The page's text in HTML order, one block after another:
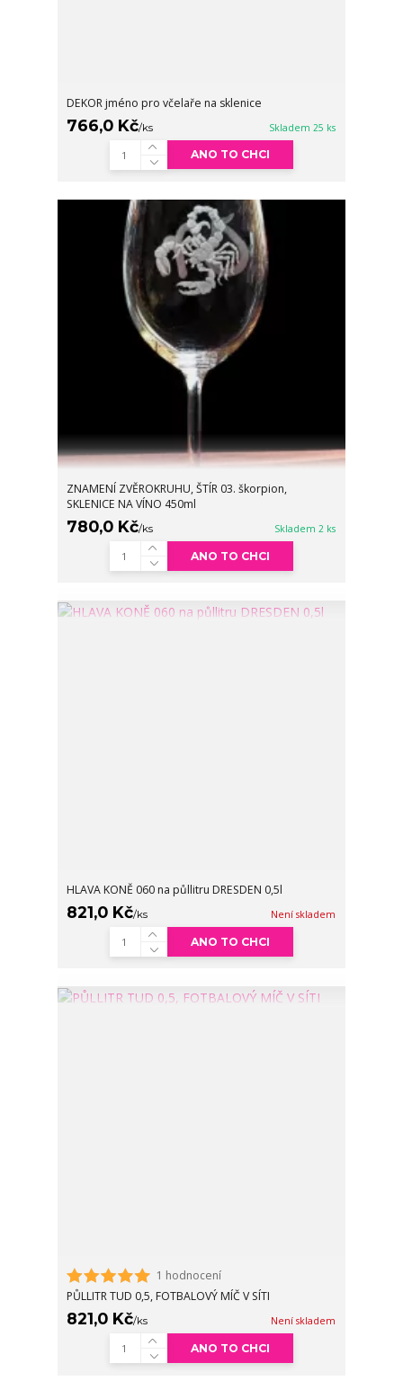
DEKOR jméno pro včelaře na sklenice
766,0 Kč/ks Skladem 25 ks
ANO TO CHCI
ZNAMENÍ ZVĚROKRUHU, ŠTÍR 03. škorpion,
SKLENICE NA VÍNO 450ml
780,0 Kč/ks Skladem 2 ks
ANO TO CHCI
HLAVA KONĚ 060 na půllitru DRESDEN 0,5l
821,0 Kč/ks Není skladem
ANO TO CHCI
1 hodnocení
PŮLLITR TUD 0,5, FOTBALOVÝ MÍČ V SÍTI
821,0 Kč/ks Není skladem
ANO TO CHCI